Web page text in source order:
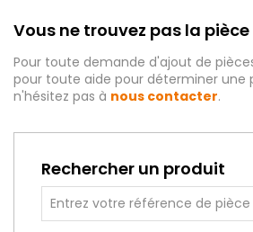
Vous ne trouvez pas la
Pour toute demande d'ajout de
pour toute aide pour déterminer une
n'hésitez pas à nous contacter.
Rechercher un produit